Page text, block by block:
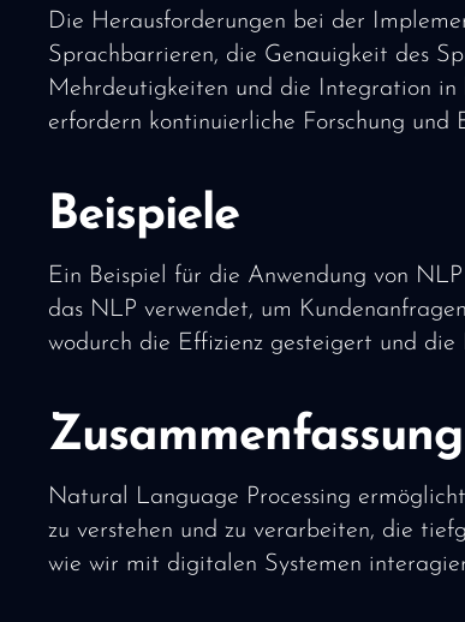
Die Herausforderungen bei der
Sprachbarrieren, die Genauigkeit des
Mehrdeutigkeiten und die Integration in
erfordern kontinuierliche Forschung und
Beispiele
Ein Beispiel für die Anwendung von
das NLP verwendet, um
wodurch die Effizienz gesteigert und
Zusammenfassung
Natural Language Processing
zu verstehen und zu verarbeiten, die
wie wir mit digitalen Systemen